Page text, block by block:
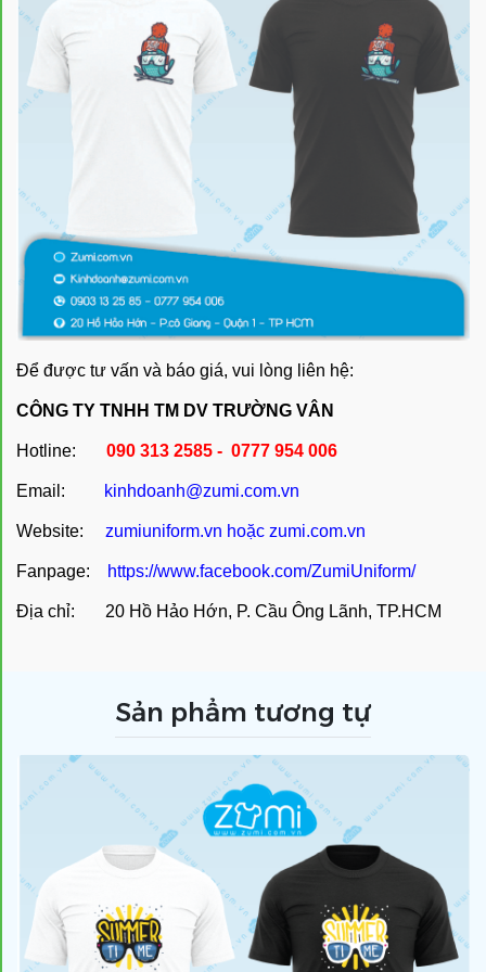
Để được tư vấn và báo giá, vui lòng liên hệ:
CÔNG TY TNHH TM DV TRƯỜNG VÂN
Hotline: 090 313 2585 - 0777 954 006
Email: kinhdoanh@zumi.com.vn
Website: zumiuniform.vn hoặc zumi.com.vn
Fanpage: https://www.facebook.com/ZumiUniform/
Địa chỉ: 20 Hồ Hảo Hớn, P. Cầu Ông Lãnh, TP.HCM
Sản phẩm tương tự